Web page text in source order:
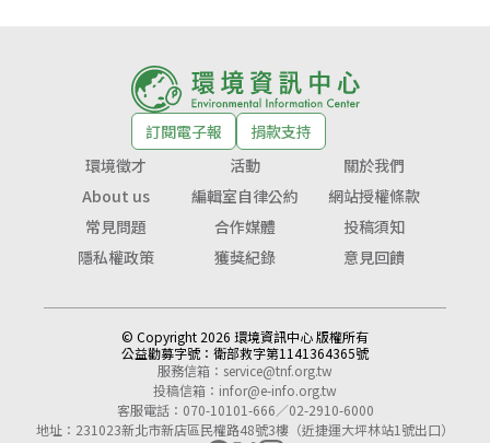
訂閱電子報
捐款支持
環境徵才
活動
關於我們
About us
編輯室自律公約
網站授權條款
常見問題
合作媒體
投稿須知
隱私權政策
獲獎紀錄 意見回饋
© Copyright 2026 環境資訊中心 版權所有
公益勸募字號： 衛部救字第1141364365號
服務信箱： service@tnf.org.tw
投稿信箱： infor@e-info.org.tw
客服電話：070-10101-666／02-2910-6000
地址：231023新北市新店區民權路48號3樓（近捷運大坪林站1號出口）